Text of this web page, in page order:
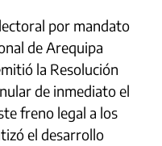
por mandato
de Arequipa
la Resolución
de inmediato el
freno legal a los
el desarrollo